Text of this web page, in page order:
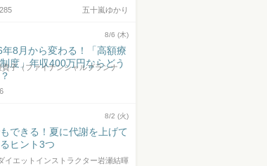
五十嵐ゆかり
8/6 (木)
年8月から変わる！「高額療
度」年収400万円ならどう
貴子（ファイナンシャルプランナ
8/2 (火)
できる！夏に代謝を上げて
ヒント3つ
イエットインストラクター岩瀬結暉